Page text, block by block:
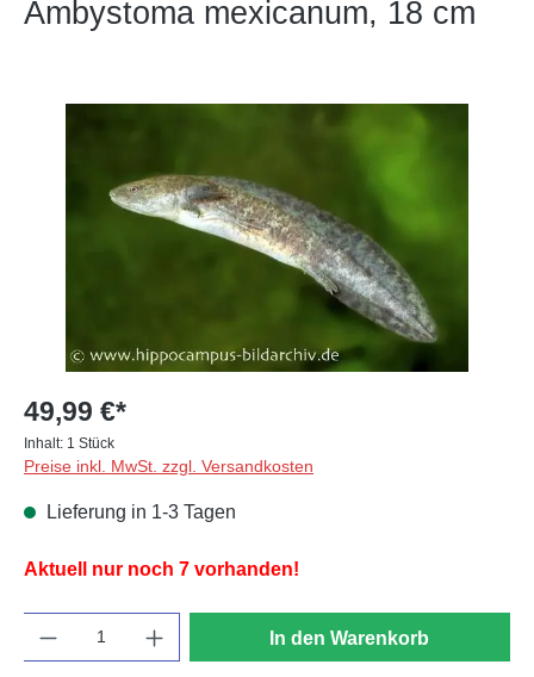
Ambystoma mexicanum, 18 cm
49,99 €*
Inhalt: 1 Stück
Preise inkl. MwSt. zzgl. Versandkosten
Lieferung in 1-3 Tagen
Aktuell nur noch 7 vorhanden!
In den Warenkorb